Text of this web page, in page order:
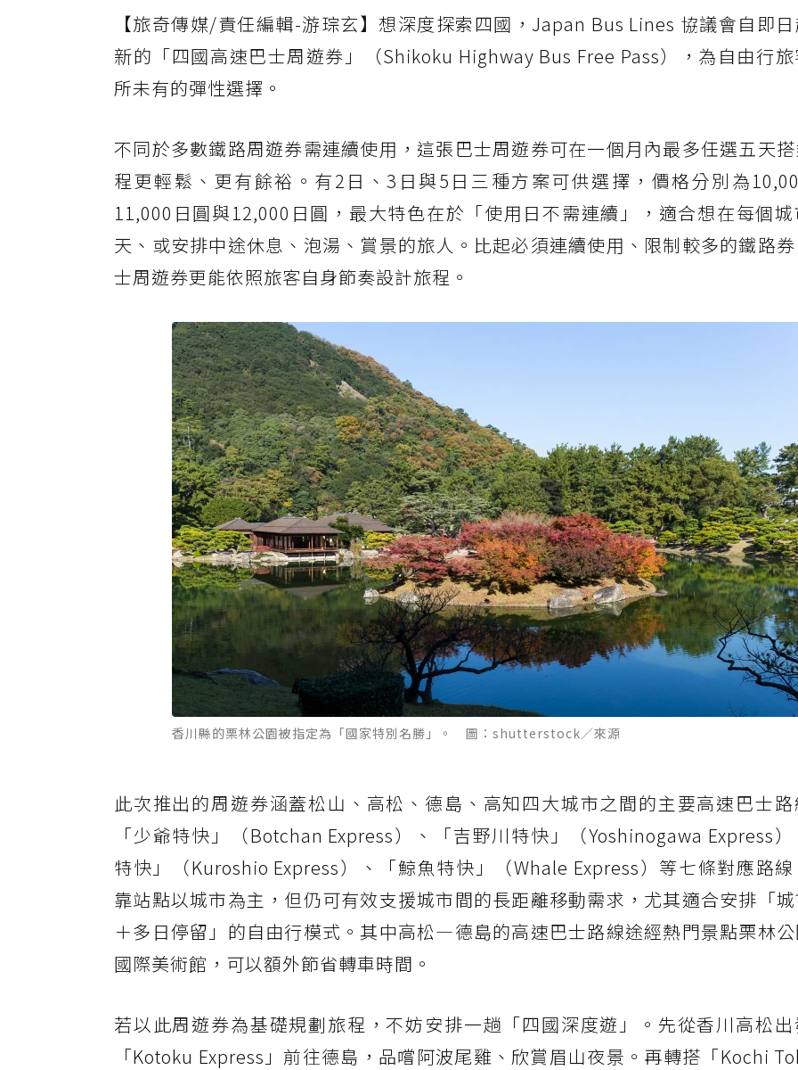
【旅奇傳媒/責任編輯-游琮玄】想深度探索四國，Japan Bus Lines 協議會自即
新的「四國高速巴士周遊券」（Shikoku Highway Bus Free Pass），為自由行
所未有的彈性選擇。
不同於多數鐵路周遊券需連續使用，這張巴士周遊券可在一個月內最多任選五天
程更輕鬆、更有餘裕。有2日、3日與5日三種方案可供選擇，價格分別為
11,000日圓與12,000日圓，最大特色在於「使用日不需連續」，適合想在每個
天、或安排中途休息、泡湯、賞景的旅人。比起必須連續使用、限制較多的鐵路
士周遊券更能依照旅客自身節奏設計旅程。
香川縣的栗林公園被指定為「國家特別名勝」。 圖：shutterstock／來源
此次推出的周遊券涵蓋松山、高松、德島、高知四大城市之間的主要高速巴士
「少爺特快」（Botchan Express）、「吉野川特快」（Yoshinogawa Express
特快」（Kuroshio Express）、「鯨魚特快」（Whale Express）等七條對應路
靠站點以城市為主，但仍可有效支援城市間的長距離移動需求，尤其適合安排「
＋多日停留」的自由行模式。其中高松—德島的高速巴士路線途經熱門景點栗林
國際美術館，可以額外節省轉車時間。
若以此周遊券為基礎規劃旅程，不妨安排一趟「四國深度遊」。先從香川高松
「Kotoku Express」前往德島，品嚐阿波尾雞、欣賞眉山夜景。再轉搭「Kochi